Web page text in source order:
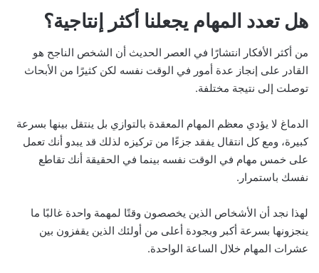
هل تعدد المهام يجعلنا أكثر إنتاجية؟
من أكثر الأفكار انتشارًا في العصر الحديث أن الشخص الناجح هو
القادر على إنجاز عدة أمور في الوقت نفسه لكن كثيرًا من الأبحاث
توصلت إلى نتيجة مختلفة.
الدماغ لا يؤدي معظم المهام المعقدة بالتوازي بل ينتقل بينها بسرعة
كبيرة، ومع كل انتقال يفقد جزءًا من تركيزه لذلك قد يبدو أنك تعمل
على خمس مهام في الوقت نفسه بينما في الحقيقة أنك تقاطع
نفسك باستمرار.
لهذا نجد أن الأشخاص الذين يخصصون وقتًا لمهمة واحدة غالبًا ما
ينجزونها بسرعة أكبر وبجودة أعلى من أولئك الذين يقفزون بين
عشرات المهام خلال الساعة الواحدة.